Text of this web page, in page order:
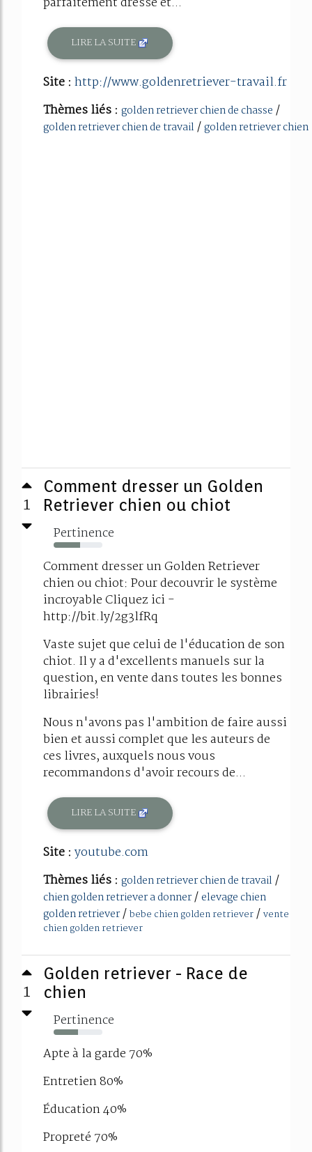
LIRE LA SUITE
Site : http://www.goldenretriever-travail.fr
Thèmes liés : golden retriever chien de chasse /
golden retriever chien de travail / golden retriever chien
1
Comment dresser un Golden
Retriever chien ou chiot
Pertinence
54%
Comment dresser un Golden Retriever
chien ou chiot: Pour decouvrir le système
incroyable Cliquez ici -
http://bit.ly/2g3lfRq
Vaste sujet que celui de l'éducation de son
chiot. Il y a d'excellents manuels sur la
question, en vente dans toutes les bonnes
librairies!
Nous n'avons pas l'ambition de faire aussi
bien et aussi complet que les auteurs de
ces livres, auxquels nous vous
recommandons d'avoir recours de...
LIRE LA SUITE
Site :youtube.com
Thèmes liés : golden retriever chien de travail /
chien golden retriever a donner/ elevage chien
golden retriever/bebe chien golden retriever/vente
chien golden retriever
1
Golden retriever - Race de
chien
Pertinence
50%
Apte à la garde 70%
Entretien 80%
Éducation 40%
Propreté 70%